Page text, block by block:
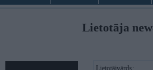
Lietotāja